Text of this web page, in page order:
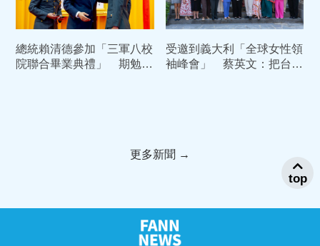
總統賴清德參加「三軍八校
院聯合畢業典禮」 期勉所
受邀到義大利「全球女性領
袖峰會」 蔡英文：把台灣
更多新聞 →
top